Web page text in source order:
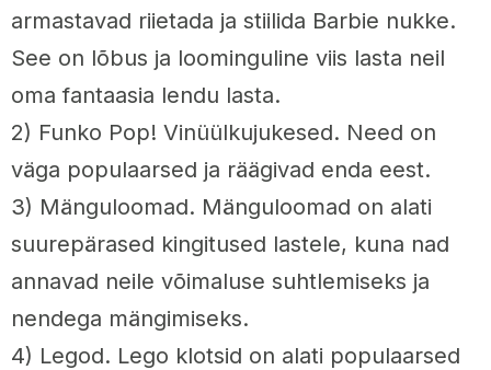
armastavad riietada ja stiilida Barbie nukke.
See on lõbus ja loominguline viis lasta neil
oma fantaasia lendu lasta.
2) Funko Pop! Vinüülkujukesed. Need on
väga populaarsed ja räägivad enda eest.
3) Mänguloomad. Mänguloomad on alati
suurepärased kingitused lastele, kuna nad
annavad neile võimaluse suhtlemiseks ja
nendega mängimiseks.
4) Legod. Lego klotsid on alati populaarsed